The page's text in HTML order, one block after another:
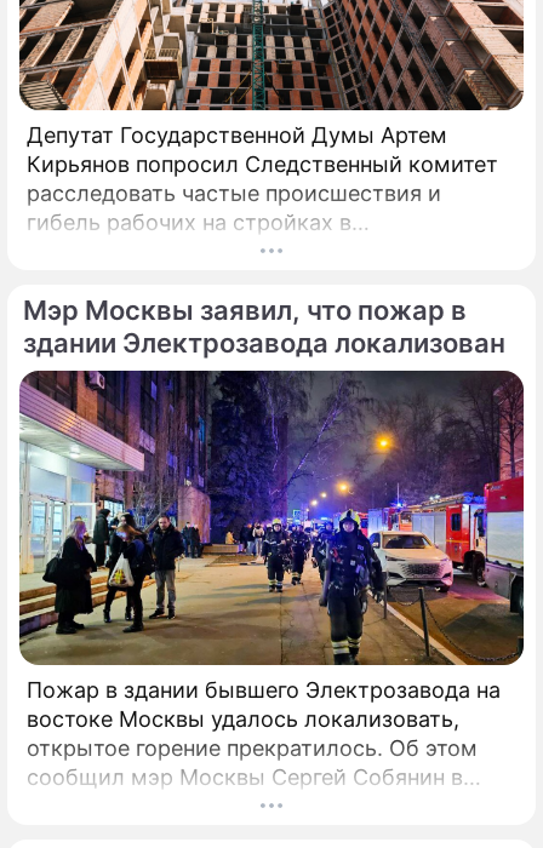
Депутат Государственной Думы Артем
Кирьянов попросил Следственный комитет
расследовать частые происшествия и
гибель рабочих на стройках в
Калининградской области.
распоряжении редакции) депутат направил
6 февраля 2025 года председателю СК РФ
Александру Бастрыкину. В письме Кирьянов
отмечает, что число несчастных случаев в
регионе продолжает расти.
Мэр Москвы заявил, что пожар в
здании Электрозавода локализован
Пожар в здании бывшего Электрозавода на
востоке Москвы удалось локализовать,
открытое горение прекратилось. Об этом
сообщил мэр Москвы Сергей Собянин в
своем Telegram-канале. По его словам, в